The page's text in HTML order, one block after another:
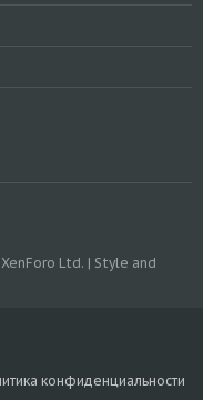
конфиденциальности
Ltd. | Style and